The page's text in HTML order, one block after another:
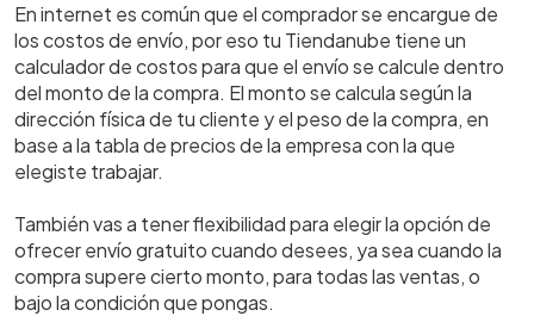
En internet es común que el comprador se encargue de
los costos de envío, por eso tu Tiendanube tiene un
calculador de costos para que el envío se calcule dentro
del monto de la compra. El monto se calcula según la
dirección física de tu cliente y el peso de la compra, en
base a la tabla de precios de la empresa con la que
elegiste trabajar.
También vas a tener flexibilidad para elegir la opción de
ofrecer envío gratuito cuando desees, ya sea cuando la
compra supere cierto monto, para todas las ventas, o
bajo la condición que pongas.